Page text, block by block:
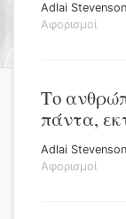
Adlai Stevenson
Αφορισμοί
Το
πάντα,
Adlai Stevenson
Αφορισμοί